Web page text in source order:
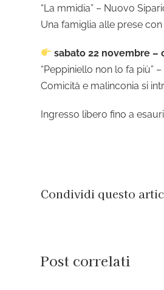
“La mmidia” – Nuovo
Una famiglia alle prese
sabato 22 novembre –
“Peppiniello non lo fa più”
Comicità e malinconia si
Ingresso libero fino a
Condividi questo
Post correlati